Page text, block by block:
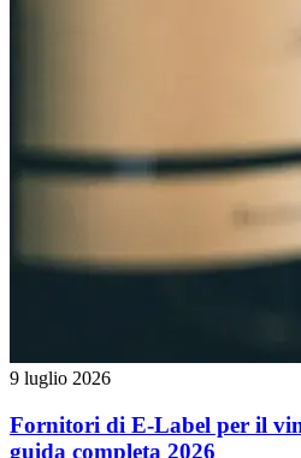
9 luglio 2026
Fornitori di E-Label per il
guida completa 2026